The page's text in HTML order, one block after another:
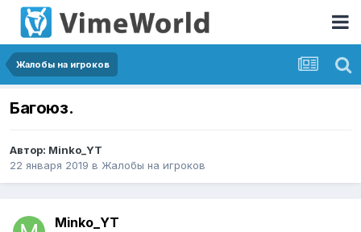
Жалобы на игроков
Багоюз.
Автор: Minko_YT
22 января 2019 в Жалобы на игроков
Minko_YT